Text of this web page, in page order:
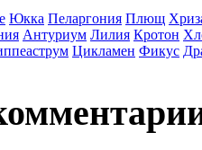
Юкка Пеларгония Плющ
Антуриум Лилия Кротон
Цикламен Фикус